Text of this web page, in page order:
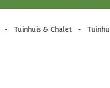
- Tuinhuis & Chalet -